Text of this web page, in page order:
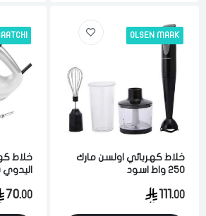
OLSEN MARK
خلاط كهربائي اولسن مارك
250 واط اسود
111.00
خلاط
70.00